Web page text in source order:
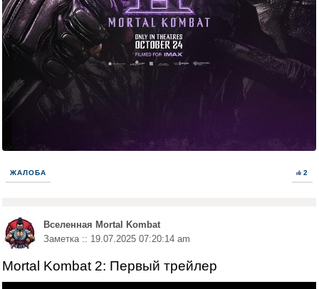
ЖАЛОБА 2
Вселенная Mortal Kombat
Заметка :: 19.07.2025 07:20:14 am
Mortal Kombat 2: Первый трейлер